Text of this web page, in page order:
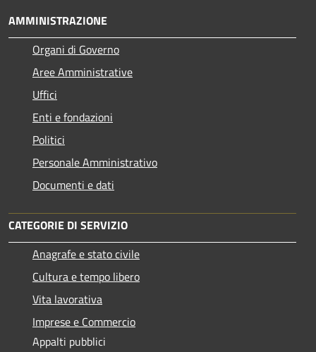
AMMINISTRAZIONE
Organi di Governo
Aree Amministrative
Uffici
Enti e fondazioni
Politici
Personale Amministrativo
Documenti e dati
CATEGORIE DI SERVIZIO
Anagrafe e stato civile
Cultura e tempo libero
Vita lavorativa
Imprese e Commercio
Appalti pubblici